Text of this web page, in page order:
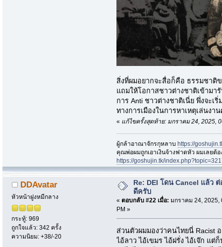
สิ่งที่ผมอยากจะสื่อก็คือ ธรรมชาติข
แถมให้โอกาสชาวต่างชาติเข้ามา
การ Anti ชาวต่างชาติเนี่ย พึ่งจะเ
ทางการเมืองในการหาเหตุเล่นงา
« แก้ไขครั้งสุดท้าย: มกราคม 24, 2025,
ผู้กล้าอาณาจักรกุหลาบ https://
คุณพ่อผมถูกเอาเงินจ้างฟาดหัว ผมเลยต้
https://goshujin.tk/
DDAvatar
หัวหน้าฝูงหมีกลาง
กระทู้: 969
ถูกใจแล้ว: 342 ครั้ง
ความนิยม: +38/-20
Re: DEI โดน Cancel แล้ว ต่
ดีครับ
« ตอบกลับ #22 เมื่อ: มกราคม 24, 2025,
PM »
ส่วนตัวผมมองว่าคนไทยนี่ Racist
ไอ้ลาว ไอ้เขมร ไอ้ฝรั่ง ไอ้เจ๊ก แ